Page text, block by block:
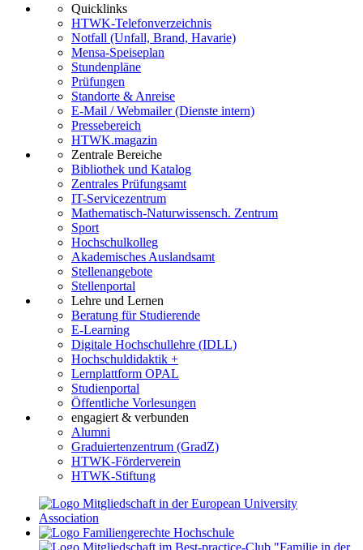
Quicklinks
HTWK-Telefonverzeichnis
Notfall (Unfall, Brand, Havarie)
Mensa-Speiseplan
Stundenpläne
Prüfungen
Standorte & Anreise
E-Mail / Webmailer (Dienste intern)
Pressebereich
HTWK.magazin
Zentrale Bereiche
Bibliothek und Katalog
Zentrales Prüfungsamt
IT-Servicezentrum
Mathematisch-Naturwissensch. Zentrum
Sport
Hochschulkolleg
Akademisches Auslandsamt
Stellenangebote
Stellenportal
Lehre und Lernen
Beratung für Studierende
E-Learning
Digitale Hochschullehre (IDLL)
Hochschuldidaktik +
Lernplattform OPAL
Studienportal
Öffentliche Vorlesungen
engagiert & verbunden
Alumni
Graduiertenzentrum (GradZ)
HTWK-Förderverein
HTWK-Stiftung